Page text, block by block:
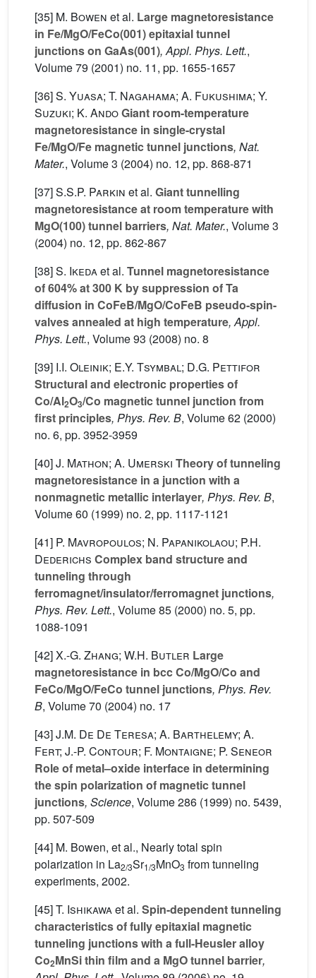
[35] M. Bowen et al. Large magnetoresistance
in Fe/MgO/FeCo(001) epitaxial tunnel
junctions on GaAs(001), Appl. Phys. Lett.,
Volume 79 (2001) no. 11, pp. 1655-1657
[36]S. Yuasa; T. Nagahama; A. Fukushima; Y.
Suzuki; K. AndoGiant room-temperature
magnetoresistance in single-crystal
Fe/MgO/Fe magnetic tunnel junctions, Nat.
Mater., Volume 3 (2004) no. 12, pp. 868-871
[37]S.S.P. Parkin et al. Giant tunnelling
magnetoresistance at room temperature with
MgO(100) tunnel barriers, Nat. Mater., Volume 3
(2004) no. 12, pp. 862-867
[38]S. Ikedaet al. Tunnel magnetoresistance
of 604% at 300 K by suppression of Ta
diffusion in CoFeB/MgO/CoFeB pseudo-spin-
valves annealed at high temperature, Appl.
Phys. Lett., Volume 93 (2008) no. 8
[39] I.I. Oleinik; E.Y. Tsymbal; D.G. Pettifor
Structural and electronic properties of
Co/Al2O3/Co magnetic tunnel junction from
first principles, Phys. Rev. B, Volume 62 (2000)
no. 6, pp. 3952-3959
[40]J. Mathon; A. Umerski Theory of tunneling
magnetoresistance in a junction with a
nonmagnetic metallic interlayer, Phys. Rev. B,
Volume 60 (1999) no. 2, pp. 1117-1121
[41] P. Mavropoulos; N. Papanikolaou; P.H.
Dederichs Complex band structure and
tunneling through
ferromagnet/insulator/ferromagnet junctions,
Phys. Rev. Lett., Volume 85 (2000) no. 5, pp.
1088-1091
[42]X.-G. Zhang; W.H. Butler Large
magnetoresistance in bcc Co/MgO/Co and
FeCo/MgO/FeCo tunnel junctions, Phys. Rev.
B, Volume 70 (2004) no. 17
[43]J.M. De De Teresa; A. Barthelemy; A.
Fert; J.-P. Contour; F. Montaigne; P. Seneor
Role of metal–oxide interface in determining
the spin polarization of magnetic tunnel
junctions, Science, Volume 286 (1999) no. 5439,
pp. 507-509
[44] M. Bowen, et al., Nearly total spin
polarization in La2/3Sr1/3MnO3 from tunneling
experiments, 2002.
[45]T. Ishikawaet al. Spin-dependent tunneling
characteristics of fully epitaxial magnetic
tunneling junctions with a full-Heusler alloy
Co2MnSi thin film and a MgO tunnel barrier,